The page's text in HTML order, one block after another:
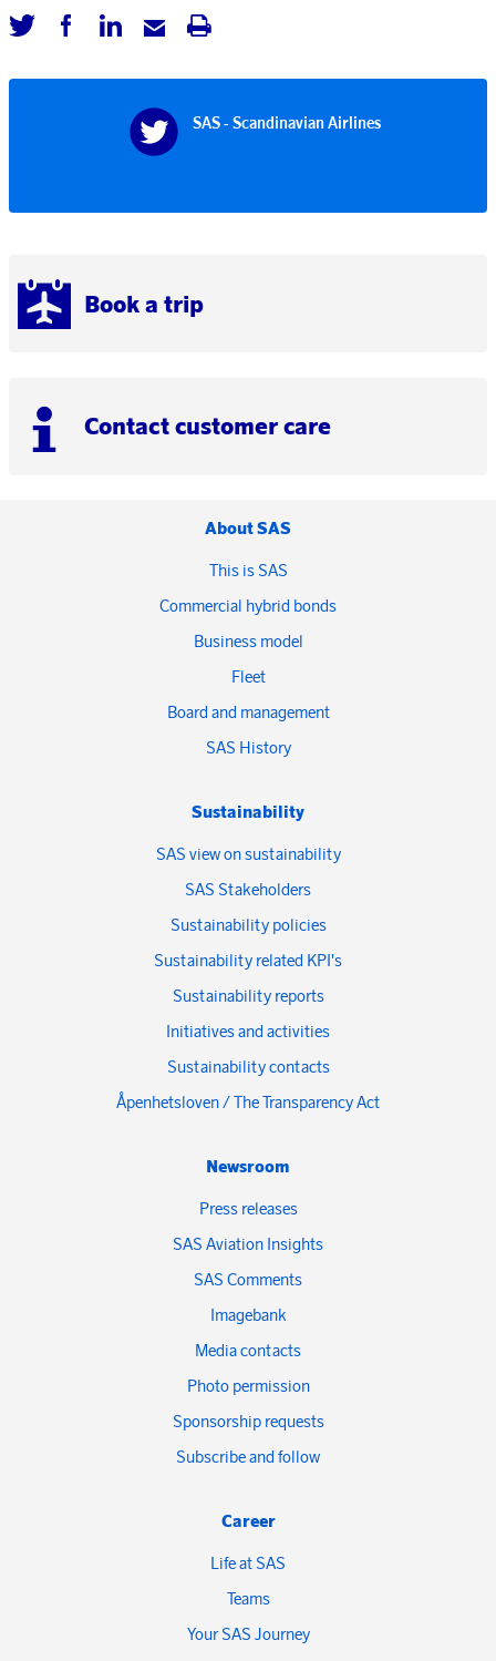
Book a trip
Contact customer care
SAS - Scandinavian Airlines
About SAS
This is SAS
Commercial hybrid bonds
Business model
Fleet
Board and management
SAS History
Sustainability
SAS view on sustainability
SAS Stakeholders
Sustainability policies
Sustainability related KPI's
Sustainability reports
Initiatives and activities
Sustainability contacts
Åpenhetsloven / The Transparency Act
Newsroom
Press releases
SAS Aviation Insights
SAS Comments
Imagebank
Media contacts
Photo permission
Sponsorship requests
Subscribe and follow
Career
Life at SAS
Teams
Your SAS Journey